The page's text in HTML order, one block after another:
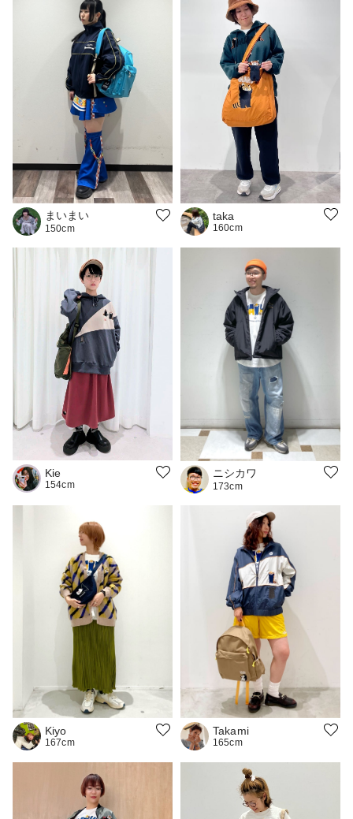
まいまい
150cm
taka
160cm
Kie
154cm
ニシカワ
173cm
Kiyo
167cm
Takami
165cm